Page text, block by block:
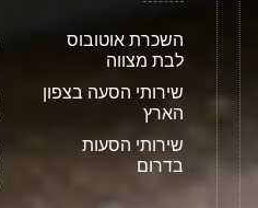
השכרת אוטובוס
לבת מצווה
שירותי הסעה בצפון
הארץ
שירותי הסעות
בדרום